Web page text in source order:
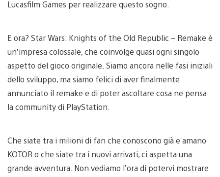
Lucasfilm Games per realizzare questo sogno.
E ora? Star Wars: Knights of the Old Republic – Remake è
un’impresa colossale, che coinvolge quasi ogni singolo
aspetto del gioco originale. Siamo ancora nelle fasi iniziali
dello sviluppo, ma siamo felici di aver finalmente
annunciato il remake e di poter ascoltare cosa ne pensa
la community di PlayStation.
Che siate tra i milioni di fan che conoscono già e amano
KOTOR o che siate tra i nuovi arrivati, ci aspetta una
grande avventura. Non vediamo l’ora di potervi mostrare